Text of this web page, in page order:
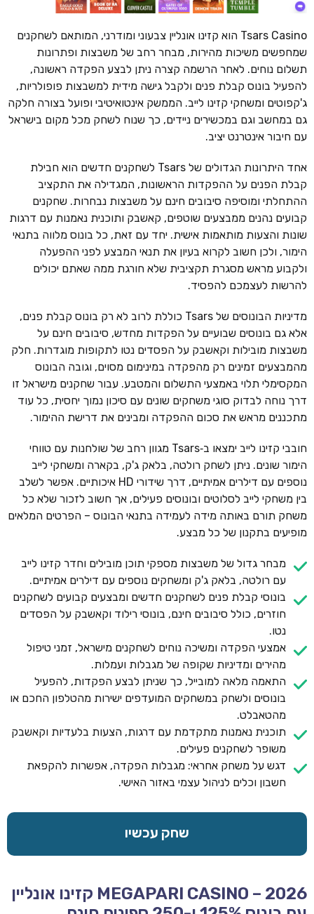
Tsars Casino הוא קזינו אונליין צבעוני ומודרני, המותאם לשחקנים
שמחפשים משיכות מהירות, מבחר רחב של משבצות ופתרונות
תשלום נוחים. לאחר הרשמה קצרה ניתן לבצע הפקדה ראשונה,
להפעיל בונוס קבלת פנים ולקבל גישה מידית למשבצות פופולריות,
ג'קפוטים ומשחקי קזינו לייב. הממשק אינטואיטיבי ופועל בצורה חלקה
גם במחשב וגם במכשירים ניידים, כך שנוח לשחק מכל מקום בישראל
עם חיבור אינטרנט יציב.
אחד היתרונות הגדולים של Tsars לשחקנים חדשים הוא חבילת
קבלת הפנים על ההפקדות הראשונות, המגדילה את התקציב
ההתחלתי ומוסיפה סיבובים חינם על משבצות נבחרות. שחקנים
קבועים נהנים ממבצעים שוטפים, קאשבק ותוכנית נאמנות עם דרגות
שונות והצעות מותאמות אישית. יחד עם זאת, כל בונוס מלווה בתנאי
הימור, ולכן חשוב לקרוא בעיון את תנאי המבצע לפני ההפעלה
ולקבוע מראש מסגרת תקציבית שלא חורגת ממה שאתם יכולים
להרשות לעצמכם להפסיד.
מדיניות הבונוסים של Tsars כוללת לרוב לא רק בונוס קבלת פנים,
אלא גם בונוסים שבועיים על הפקדות מחדש, סיבובים חינם על
משבצות מובילות וקאשבק על הפסדים נטו לתקופות מוגדרות. חלק
מהמבצעים זמינים רק מהפקדה במינימום מסוים, וגובה הבונוס
המקסימלי תלוי באמצעי התשלום והמטבע. עבור שחקנים מישראל זו
דרך נוחה לבדוק סוגי משחקים שונים עם סיכון נמוך יחסית, כל עוד
מתכננים מראש את סכום ההפקדה ומבינים את דרישת ההימור.
חובבי קזינו לייב ימצאו ב‑Tsars מגוון רחב של שולחנות עם טווחי
הימור שונים. ניתן לשחק רולטה, בלאק ג'ק, בקארה ומשחקי לייב
נוספים עם דילרים אמיתיים, דרך שידורי HD איכותיים. אפשר לשלב
בין משחקי לייב לסלוטים ובונוסים פעילים, אך חשוב לזכור שלא כל
משחק תורם באותה מידה לעמידה בתנאי הבונוס – הפרטים המלאים
מופיעים בתקנון של כל מבצע.
מבחר גדול של משבצות מספקי תוכן מובילים וחדר קזינו לייב
עם רולטה, בלאק ג'ק ומשחקים נוספים עם דילרים אמיתיים.
בונוסי קבלת פנים לשחקנים חדשים ומבצעים קבועים לשחקנים
חוזרים, כולל סיבובים חינם, בונוסי רילוד וקאשבק על הפסדים
נטו.
אמצעי הפקדה ומשיכה נוחים לשחקנים מישראל, זמני טיפול
מהירים ומדיניות שקופה של מגבלות ועמלות.
התאמה מלאה למובייל, כך שניתן לבצע הפקדות, להפעיל
בונוסים ולשחק במשחקים המועדפים ישירות מהטלפון החכם או
מהטאבלט.
תוכנית נאמנות מתקדמת עם דרגות, הצעות בלעדיות וקאשבק
משופר לשחקנים פעילים.
דגש על משחק אחראי: מגבלות הפקדה, אפשרות להקפאת
חשבון וכלים לניהול עצמי באזור האישי.
שחק עכשיו
MEGAPARI CASINO – 2026 קזינו אונליין